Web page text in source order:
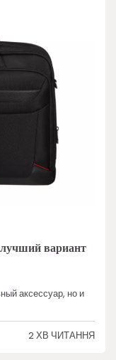
вариант
аксессуар, но и
2 ХВ ЧИТАННЯ